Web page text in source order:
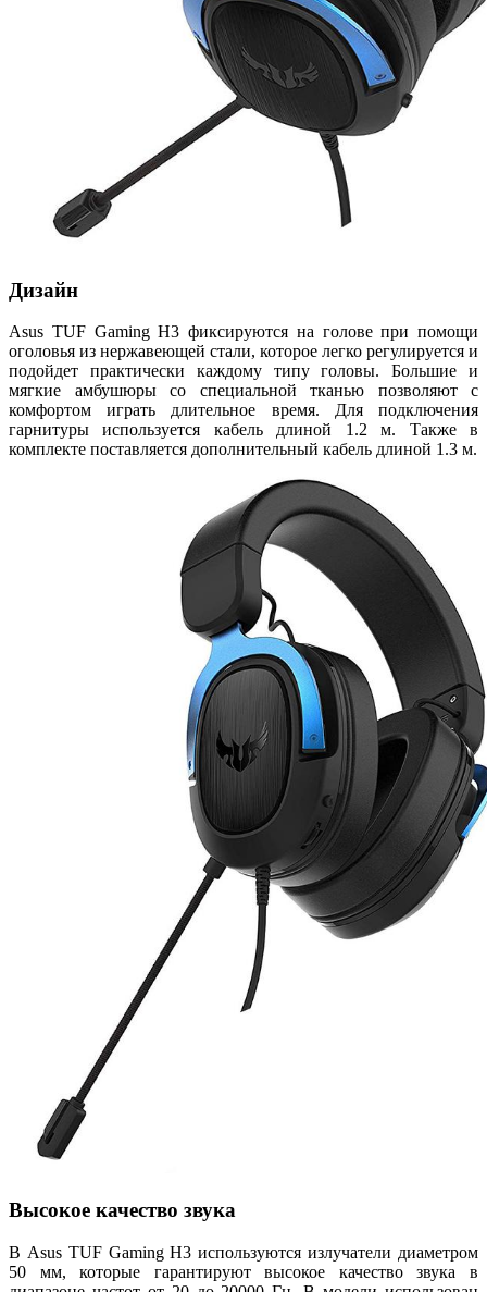
Дизайн
Asus TUF Gaming H3 фиксируются на голове при помощи
оголовья из нержавеющей стали, которое легко регулируется и
подойдет практически каждому типу головы. Большие и
мягкие амбушюры со специальной тканью позволяют с
комфортом играть длительное время. Для подключения
гарнитуры используется кабель длиной 1.2 м. Также в
комплекте поставляется дополнительный кабель длиной 1.3 м.
Высокое качество звука
В Asus TUF Gaming H3 используются излучатели диаметром
50 мм, которые гарантируют высокое качество звука в